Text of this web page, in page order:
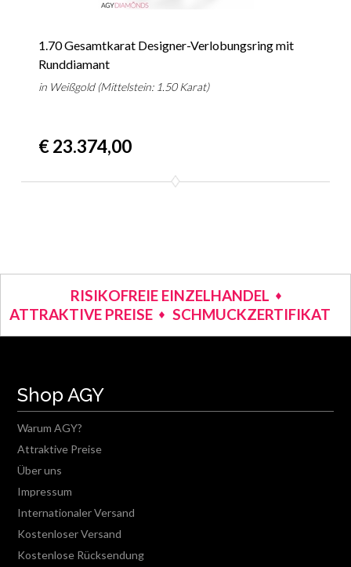
1.70 Gesamtkarat Designer-Verlobungsring mit
Runddiamant
in Weißgold (Mittelstein: 1.50 Karat)
€ 23.374,00
RISIKOFREIE EINZELHANDEL
ATTRAKTIVE PREISE
SCHMUCKZERTIFIKAT
Shop AGY
Warum AGY?
Attraktive Preise
Über uns
Impressum
Internationaler Versand
Kostenloser Versand
Kostenlose Rücksendung